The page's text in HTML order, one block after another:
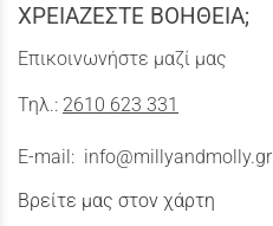
ΧΡΕΙΑΖΕΣΤΕ ΒΟΗΘΕΙΑ;
Επικοινωνήστε μαζί μας
Τηλ.: 2610 623 331
E-mail: info@millyandmolly.gr
Βρείτε μας στον χάρτη